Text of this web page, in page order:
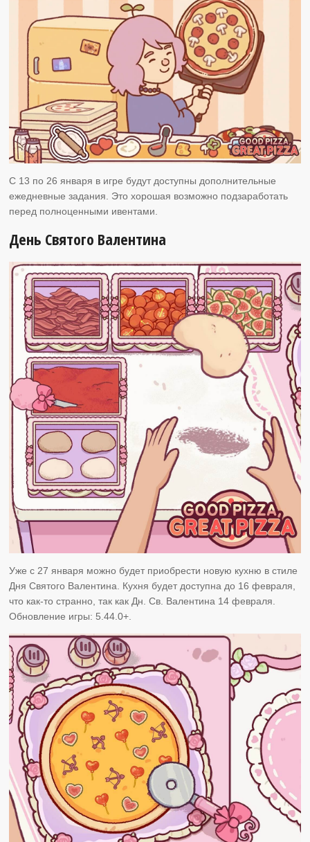
C 13 по 26 января в игре будут доступны дополнительные
ежедневные задания. Это хорошая возможно подзаработать
перед полноценными ивентами.
День Святого Валентина
Уже с 27 января можно будет приобрести новую кухню в стиле
Дня Святого Валентина. Кухня будет доступна до 16 февраля,
что как-то странно, так как Дн. Св. Валентина 14 февраля.
Обновление игры: 5.44.0+.